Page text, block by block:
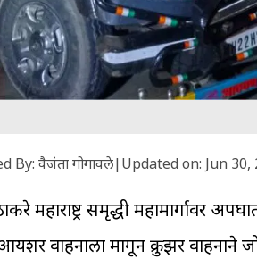
By: वैजंता गोगावले|Updated on: Jun 30,
महाराष्ट्र समृद्धी महामार्गावर
आयशर वाहनाला मागून क्रुझर